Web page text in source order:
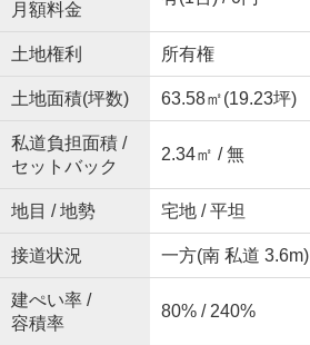
月額料金
土地権利 所有権
土地面積(坪数) 63.58㎡(19.23坪)
私道負担面積 /
セットバック
2.34㎡ / 無
地目 / 地勢 宅地 / 平坦
接道状況 一方(南 私道 3.6m)
建ぺい率 /
容積率
80% / 240%